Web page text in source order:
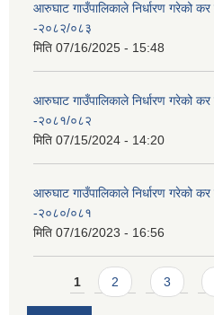
आरुघाट गाउँपालिकाले निर्धारण गरेको
-२०८२/०८३
मिति 07/16/2025 - 15:48
आरुघाट गाउँपालिकाले निर्धारण गरेको
-२०८१/०८२
मिति 07/15/2024 - 14:20
आरुघाट गाउँपालिकाले निर्धारण गरेको
-२०८०/०८१
मिति 07/16/2023 - 16:56
Pages
1 2 3